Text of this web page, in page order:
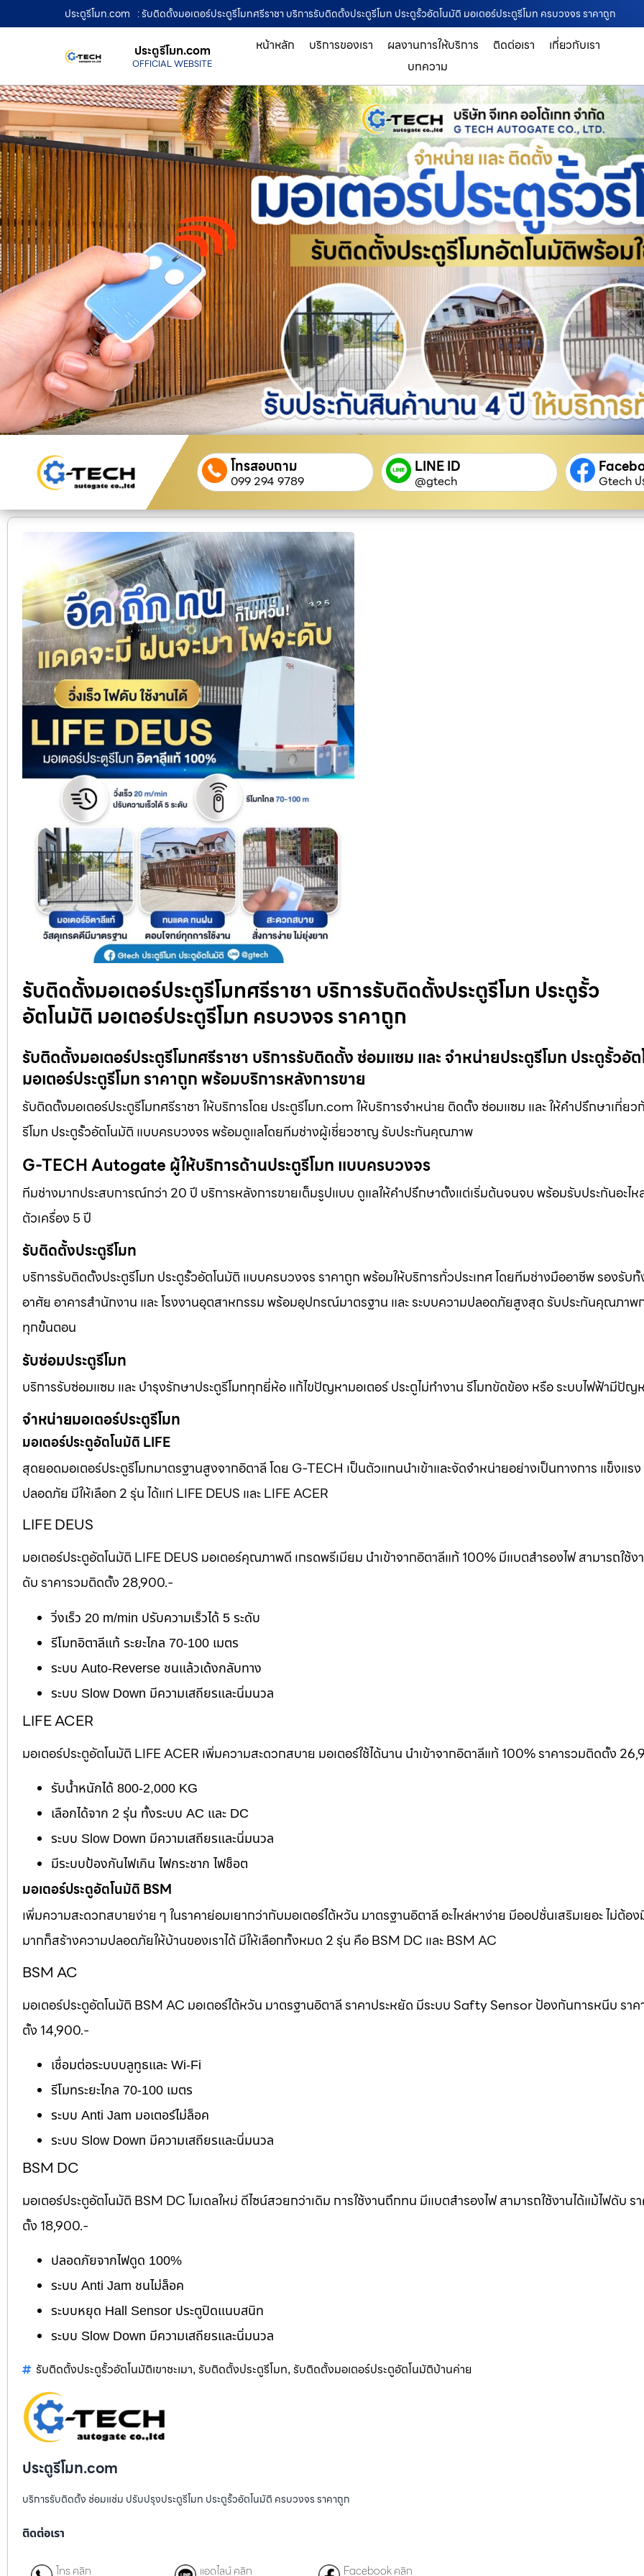
ประตูรีโมท.com : รับติดตั้งมอเตอร์ประตูรีโมทศรีราชา บริการรับติดตั้งประตูรีโมท ประตูรั้วอัตโนมัติ มอเตอร์ประตูรีโมท ครบวงจร ราคาถูก
ประตูรีโมท.com
OFFICIAL WEBSITE
หน้าหลัก บริการของเรา ผลงานการให้บริการ ติดต่อเรา
เกี่ยวกับเรา
บทความ
โทรสอบถาม
099 294 9789
LINE ID
@gtech Gtech ป
รับติดตั้งมอเตอร์ประตูรีโมทศรีราชา บริการรับติดตั้งประตูรีโมท ประตูรั้ว
อัตโนมัติ มอเตอร์ประตูรีโมท ครบวงจร ราคาถูก
รับติดตั้งมอเตอร์ประตูรีโมทศรีราชา บริการรับติดตั้ง ซ่อมแซม และ จำหน่ายประตูรีโมท ประตูรั้วอั
มอเตอร์ประตูรีโมท ราคาถูก พร้อมบริการหลังการขาย
รับติดตั้งมอเตอร์ประตูรีโมทศรีราชา ให้บริการโดย ประตูรีโมท.com ให้บริการจำหน่าย ติดตั้ง ซ่อมแซม และ ให้คำปรึกษาเกี่ยว
รีโมท ประตูรั้วอัตโนมัติ แบบครบวงจร พร้อมดูแลโดยทีมช่างผู้เชี่ยวชาญ รับประกันคุณภาพ
G-TECH Autogate ผู้ให้บริการด้านประตูรีโมท แบบครบวงจร
ทีมช่างมากประสบการณ์กว่า 20 ปี บริการหลังการขายเต็มรูปแบบ ดูแลให้คำปรึกษาตั้งแต่เริ่มต้นจนจบ พร้อมรับประกันอะไห
ตัวเครื่อง 5 ปี
รับติดตั้งประตูรีโมท
บริการรับติดตั้งประตูรีโมท ประตูรั้วอัตโนมัติ แบบครบวงจร ราคาถูก พร้อมให้บริการทั่วประเทศ โดยทีมช่างมืออาชีพ รองรับ
อาศัย อาคารสำนักงาน และ โรงงานอุตสาหกรรม พร้อมอุปกรณ์มาตรฐาน และ ระบบความปลอดภัยสูงสุด รับประกันคุณภาพ
ทุกขั้นตอน
รับซ่อมประตูรีโมท
บริการรับซ่อมแซม และ บำรุงรักษาประตูรีโมททุกยี่ห้อ แก้ไขปัญหามอเตอร์ ประตูไม่ทำงาน รีโมทขัดข้อง หรือ ระบบไฟฟ้ามีปัญ
จำหน่ายมอเตอร์ประตูรีโมท
มอเตอร์ประตูอัตโนมัติ LIFE
สุดยอดมอเตอร์ประตูรีโมทมาตรฐานสูงจากอิตาลี โดย G-TECH เป็นตัวแทนนำเข้าและจัดจำหน่ายอย่างเป็นทางการ แข็งแร
ปลอดภัย มีให้เลือก 2 รุ่น ได้แก่ LIFE DEUS และ LIFE ACER
LIFE DEUS
มอเตอร์ประตูอัตโนมัติ LIFE DEUS มอเตอร์คุณภาพดี เกรดพรีเมียม นำเข้าจากอิตาลีแท้ 100% มีแบตสำรองไฟ สามารถใช้ง
ดับ ราคารวมติดตั้ง 28,900.-
วิ่งเร็ว 20 m/min ปรับความเร็วได้ 5 ระดับ
รีโมทอิตาลีแท้ ระยะไกล 70-100 เมตร
ระบบ Auto-Reverse ชนแล้วเด้งกลับทาง
ระบบ Slow Down มีความเสถียรและนิ่มนวล
LIFE ACER
มอเตอร์ประตูอัตโนมัติ LIFE ACER เพิ่มความสะดวกสบาย มอเตอร์ใช้ได้นาน นำเข้าจากอิตาลีแท้ 100% ราคารวมติดตั้ง
รับน้ำหนักได้ 800-2,000 KG
เลือกได้จาก 2 รุ่น ทั้งระบบ AC และ DC
ระบบ Slow Down มีความเสถียรและนิ่มนวล
มีระบบป้องกันไฟเกิน ไฟกระชาก ไฟช็อต
มอเตอร์ประตูอัตโนมัติ BSM
เพิ่มความสะดวกสบายง่าย ๆ ในราคาย่อมเยากว่ากับมอเตอร์ไต้หวัน มาตรฐานอิตาลี อะไหล่หาง่าย มีออปชั่นเสริมเยอะ ไม่ต้อง
มากก็สร้างความปลอดภัยให้บ้านของเราได้ มีให้เลือกทั้งหมด 2 รุ่น คือ BSM DC และ BSM AC
BSM AC
มอเตอร์ประตูอัตโนมัติ BSM AC มอเตอร์ไต้หวัน มาตรฐานอิตาลี ราคาประหยัด มีระบบ Safty Sensor ป้องกันการหนีบ รา
ตั้ง 14,900.-
เชื่อมต่อระบบบลูทูธและ Wi-Fi
รีโมทระยะไกล 70-100 เมตร
ระบบ Anti Jam มอเตอร์ไม่ล็อค
ระบบ Slow Down มีความเสถียรและนิ่มนวล
BSM DC
มอเตอร์ประตูอัตโนมัติ BSM DC โมเดลใหม่ ดีไซน์สวยกว่าเดิม การใช้งานถึกทน มีแบตสำรองไฟ สามารถใช้งานได้แม้ไฟดับ ร
ตั้ง 18,900.-
ปลอดภัยจากไฟดูด 100%
ระบบ Anti Jam ชนไม่ล็อค
ระบบหยุด Hall Sensor ประตูปิดแนบสนิท
ระบบ Slow Down มีความเสถียรและนิ่มนวล
รับติดตั้งประตูรั้วอัตโนมัติเขาชะเมา, รับติดตั้งประตูรีโมท, รับติดตั้งมอเตอร์ประตูอัตโนมัติบ้านค่าย
ประตูรีโมท.com
บริการรับติดตั้ง ซ่อมแซ่ม ปรับปรุงประตูรีโมท ประตูรั้วอัตโนมัติ ครบวงจร ราคาถูก
ติดต่อเรา
โทร คลิก แอดไลน์ คลิก Facebook คลิก